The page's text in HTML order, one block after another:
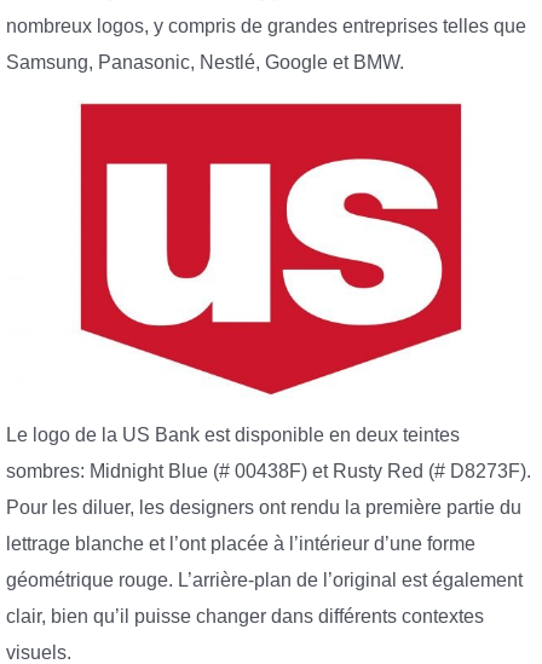
nombreux logos, y compris de grandes entreprises telles que
Samsung, Panasonic, Nestlé, Google et BMW.
Le logo de la US Bank est disponible en deux teintes
sombres: Midnight Blue (# 00438F) et Rusty Red (# D8273F).
Pour les diluer, les designers ont rendu la première partie du
lettrage blanche et l’ont placée à l’intérieur d’une forme
géométrique rouge. L’arrière-plan de l’original est également
clair, bien qu’il puisse changer dans différents contextes
visuels.